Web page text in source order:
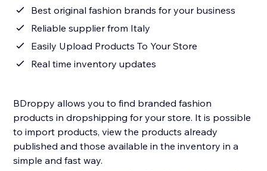
Best original fashion brands for your business
Reliable supplier from Italy
Easily Upload Products To Your Store
Real time inventory updates
BDroppy allows you to find branded fashion
products in dropshipping for your store. It is possible
to import products, view the products already
published and those available in the inventory in a
simple and fast way.